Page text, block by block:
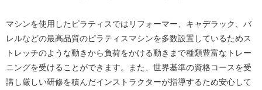
マシンを使用したピラティスではリフォーマー、キャデラック、バ
レルなどの最高品質のピラティスマシンを多数設置しているためス
トレッチのような動きから負荷をかける動きまで種類豊富なトレー
ニングを受けることができます。また、世界基準の資格コースを受
講し厳しい研修を積んだインストラクターが指導するため安心して